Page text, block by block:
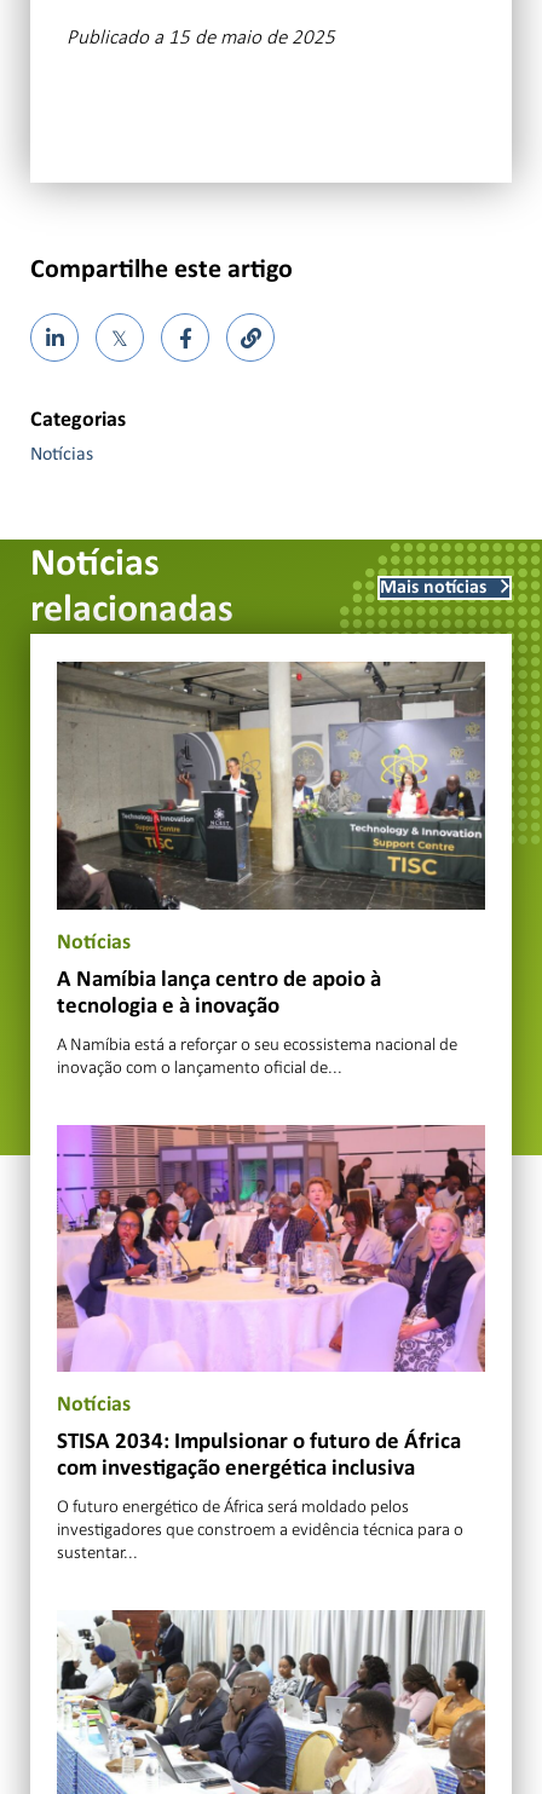
Publicado a 15 de maio de 2025
Compartilhe este artigo
𝕏
Categorias
Notícias
Notícias
relacionadas
Mais notícias
Notícias
A Namíbia lança centro de apoio à
tecnologia e à inovação
A Namíbia está a reforçar o seu ecossistema nacional de
inovação com o lançamento oficial de...
Notícias
STISA 2034: Impulsionar o futuro de África
com investigação energética inclusiva
O futuro energético de África será moldado pelos
investigadores que constroem a evidência técnica para o
sustentar...